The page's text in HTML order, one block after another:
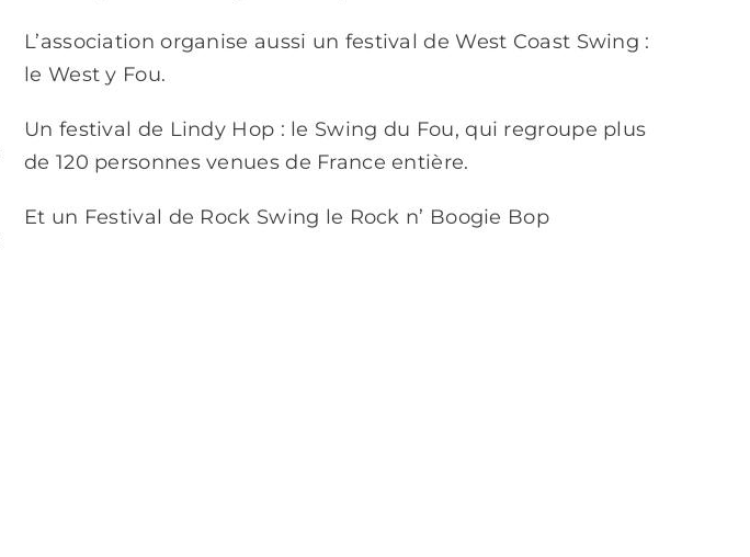
L’association organise aussi un festival de West Coast Swing :
le West y Fou.
Un festival de Lindy Hop : le Swing du Fou, qui regroupe plus
de 120 personnes venues de France entière.
Et un Festival de Rock Swing le Rock n’ Boogie Bop